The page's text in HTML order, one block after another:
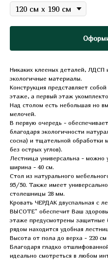
Никаких клeeныx дeтaлeй, ЛДCП
экологичные материалы.
Конструкция представляет
этаже, а первый этаж
Над столом есть небольшая но
мелочей.
В первую очередь -
благодаря экологичности
сосна) и тщательной обработки
без острых углов).
Лестница универсальна - можно
ширина - 40 см.
Стол из натурального
95/50. Также имеет
столешницы 28 мм.
Кровать ЧЕРДАК двуспальная с
ВЫСОТЕ" обеспечит Ваш
этаже предусмотрены защитные
рядом находится удобная
Высота от пола до верха - 220
Благодаря гладко
идеально смотреться в любом